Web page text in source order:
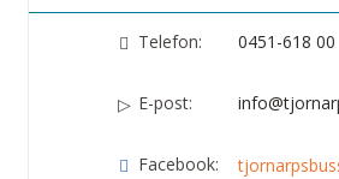
Telefon: 0451-618 00
E-post:
Facebook: